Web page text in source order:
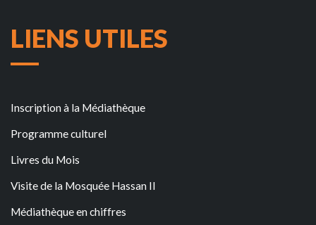
LIENS UTILES
Inscription à la Médiathèque
Programme culturel
Livres du Mois
Visite de la Mosquée Hassan II
Médiathèque en chiffres